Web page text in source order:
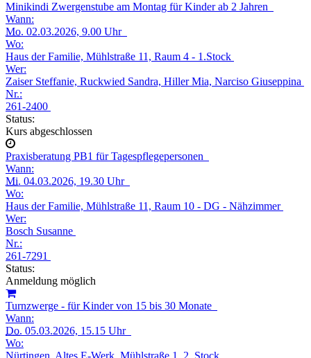
Minikindi Zwergenstube am Montag für Kinder ab 2 Jahren
Wann:
Mo. 02.03.2026, 9.00 Uhr
Wo:
Haus der Familie, Mühlstraße 11, Raum 4 - 1.Stock
Wer:
Zaiser Steffanie, Ruckwied Sandra, Hiller Mia, Narciso Giuseppina
Nr.:
261-2400
Status:
Kurs abgeschlossen
Praxisberatung PB1 für Tagespflegepersonen
Wann:
Mi. 04.03.2026, 19.30 Uhr
Wo:
Haus der Familie, Mühlstraße 11, Raum 10 - DG - Nähzimmer
Wer:
Bosch Susanne
Nr.:
261-7291
Status:
Anmeldung möglich
Turnzwerge - für Kinder von 15 bis 30 Monate
Wann:
Do. 05.03.2026, 15.15 Uhr
Wo: